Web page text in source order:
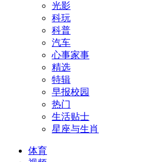
光影
科玩
科普
汽车
心事家事
精选
特辑
早报校园
热门
生活贴士
星座与生肖
体育